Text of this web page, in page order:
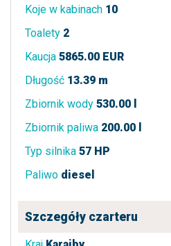
Koje w kabinach 10
Toalety 2
Kaucja 5865.00 EUR
Długość 13.39 m
Zbiornik wody 530.00 l
Zbiornik paliwa 200.00 l
Typ silnika 57 HP
Paliwo diesel
Szczegóły czarteru